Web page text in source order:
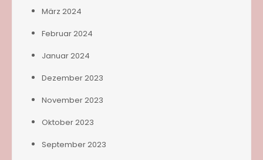
März 2024
Februar 2024
Januar 2024
Dezember 2023
November 2023
Oktober 2023
September 2023